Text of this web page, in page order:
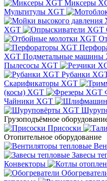
Миксеры
Мультитулы XGT
XGT
XGT Подметальные машины
Пылесосы XGT
Рубанки
Скарификаторы XGT
(косы) XGT
Чайники XGT
Грузоподъёмное
Присоски
Отопительное оборудование
Завесы
Конвекторы